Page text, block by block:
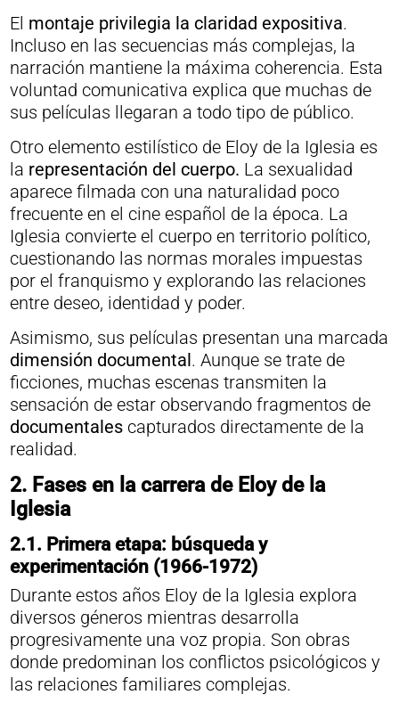
El montaje privilegia la claridad expositiva.
Incluso en las secuencias más complejas, la
narración mantiene la máxima coherencia. Esta
voluntad comunicativa explica que muchas de
sus películas llegaran a todo tipo de público.
Otro elemento estilístico de Eloy de la Iglesia es
la representación del cuerpo. La sexualidad
aparece filmada con una naturalidad poco
frecuente en el cine español de la época. La
Iglesia convierte el cuerpo en territorio político,
cuestionando las normas morales impuestas
por el franquismo y explorando las relaciones
entre deseo, identidad y poder.
Asimismo, sus películas presentan una marcada
dimensión documental. Aunque se trate de
ficciones, muchas escenas transmiten la
sensación de estar observando fragmentos de
documentalescapturados directamente de la
realidad.
2. Fases en la carrera de Eloy de la
Iglesia
2.1. Primera etapa: búsqueda y
experimentación (1966-1972)
Durante estos años Eloy de la Iglesia explora
diversos géneros mientras desarrolla
progresivamente una voz propia. Son obras
donde predominan los conflictos psicológicos y
las relaciones familiares complejas.